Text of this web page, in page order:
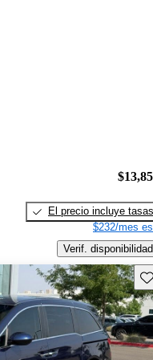
El precio incluye tasas
$232/mes
Verif. disponibilidad